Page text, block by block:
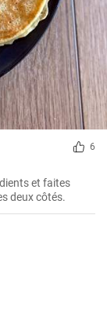
6
et faites
deux côtés.